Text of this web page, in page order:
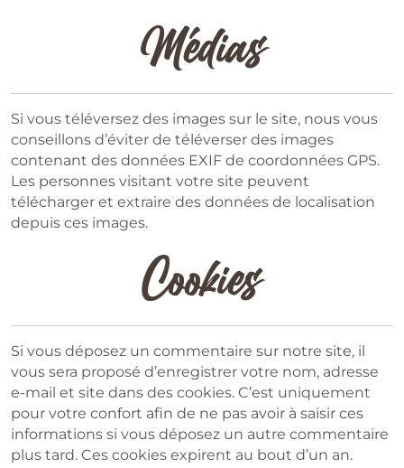
Médias
Si vous téléversez des images sur le site, nous vous
conseillons d’éviter de téléverser des images
contenant des données EXIF de coordonnées GPS.
Les personnes visitant votre site peuvent
télécharger et extraire des données de localisation
depuis ces images.
Cookies
Si vous déposez un commentaire sur notre site, il
vous sera proposé d’enregistrer votre nom, adresse
e-mail et site dans des cookies. C’est uniquement
pour votre confort afin de ne pas avoir à saisir ces
informations si vous déposez un autre commentaire
plus tard. Ces cookies expirent au bout d’un an.